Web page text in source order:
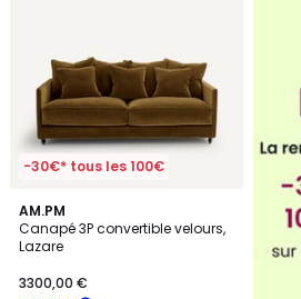
-30€* tous les 100€
AM.PM
Canapé 3P convertible velours,
Lazare
3300,00 €
4,4
/ 5
16
Couleurs